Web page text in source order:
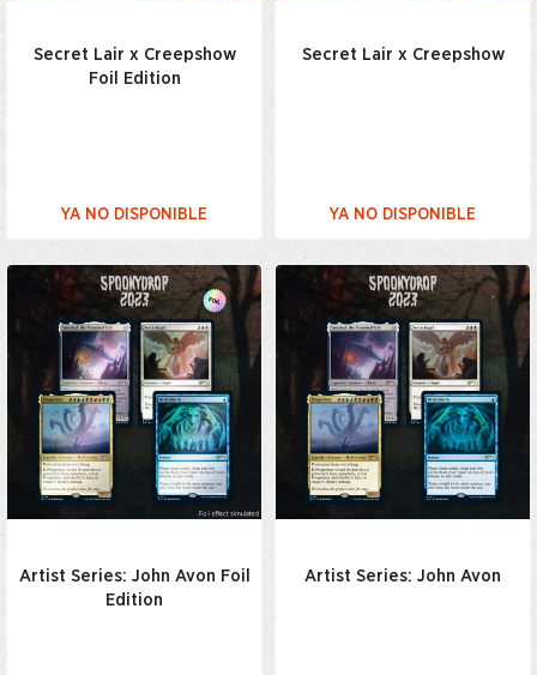
Secret Lair x Creepshow
Foil Edition
YA NO DISPONIBLE
Secret Lair x Creepshow
YA NO DISPONIBLE
Artist Series: John Avon Foil
Edition
Artist Series: John Avon